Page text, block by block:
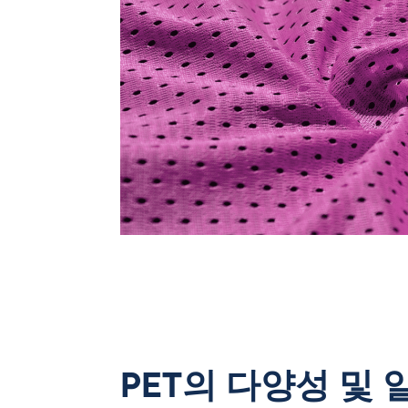
PET의 다양성 및